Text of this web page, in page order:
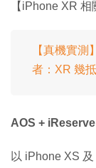
【iPhone XR 相
【真機實測
者：XR 幾
AOS +
以 iPhone XS